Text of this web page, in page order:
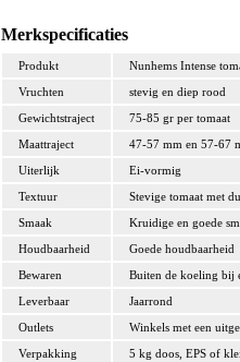
Merkspecificaties
Produkt
Nunhems Intense
Vruchten
stevig en diep rood
Gewichtstraject
75-85 gr per tomaat
Maattraject
47-57 mm en 57-67
Uiterlijk
Ei-vormig
Textuur
Stevige tomaat met
Smaak
Kruidige en goede
Houdbaarheid
Goede houdbaarheid
Bewaren
Buiten de koeling bij
Leverbaar
Jaarrond
Outlets
Winkels met een
Verpakking
5 kg doos, EPS of